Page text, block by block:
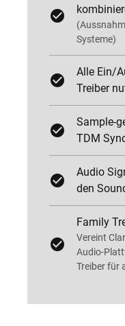
Systeme)
Alle Ein/
Treiber
Sample-
TDM
Audio
den
Family
Vereint
Audio-
Treiber für